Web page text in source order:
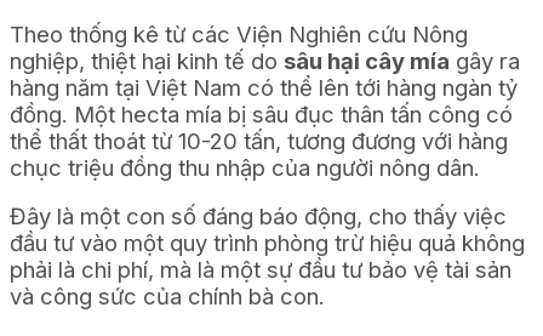
Theo thống kê từ các Viện Nghiên cứu Nông
nghiệp, thiệt hại kinh tế do sâu hại cây mía gây ra
hàng năm tại Việt Nam có thể lên tới hàng ngàn tỷ
đồng. Một hecta mía bị sâu đục thân tấn công có
thể thất thoát từ 10-20 tấn, tương đương với hàng
chục triệu đồng thu nhập của người nông dân.
Đây là một con số đáng báo động, cho thấy việc
đầu tư vào một quy trình phòng trừ hiệu quả không
phải là chi phí, mà là một sự đầu tư bảo vệ tài sản
và công sức của chính bà con.